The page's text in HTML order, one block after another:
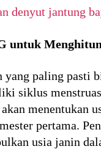
denyut jantung
untuk
yang paling pasti
siklus
menentukan
pertama.
usia janin